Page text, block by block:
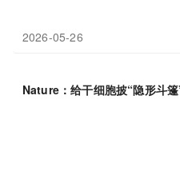
2026-05-26
Nature：给干细胞披“隐形斗